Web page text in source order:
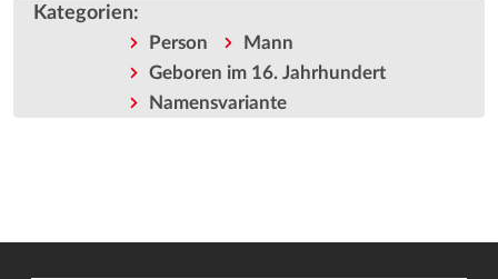
Kategorien:
Person
Mann
Geboren im 16. Jahrhundert
Namensvariante